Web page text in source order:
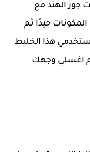
الهند مع
جيدًا ثم
هذا الخليط
اغسلي وجهك